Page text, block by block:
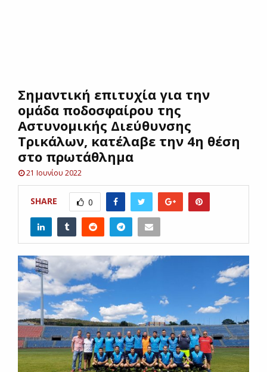
UΣημαντική επιτυχία για την
ομάδα ποδοσφαίρου της
Αστυνομικής Διεύθυνσης
Τρικάλων, κατέλαβε την 4η θέση
στο πρωτάθλημα
21 Ιουνίου 2022
SHARE 0